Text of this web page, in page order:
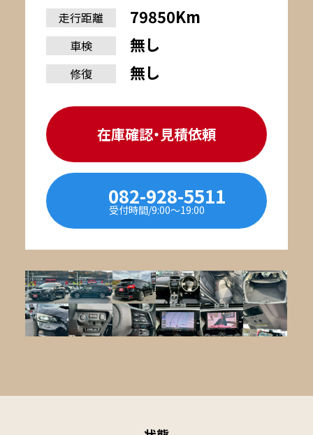
走行距離 79850Km
車検 無し
修復 無し
在庫確認・見積依頼
082-928-5511
受付時間/9:00〜19:00